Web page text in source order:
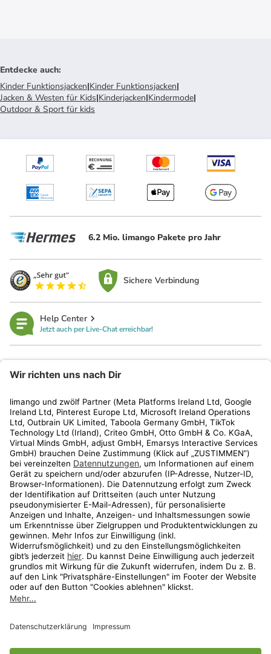
Entdecke auch:
Kinder Funktionsjacken|Kinder Funktionsjacken|
Jacken & Westen für Kids|Kinderjacken|Kindermode|
Outdoor & Sport für kids
6.2 Mio. limango Pakete pro Jahr
Sichere Verbindung
Help Center
Jetzt auch per Live-Chat erreichbar!
Kundenservice
Shop
Aktionen
Travel